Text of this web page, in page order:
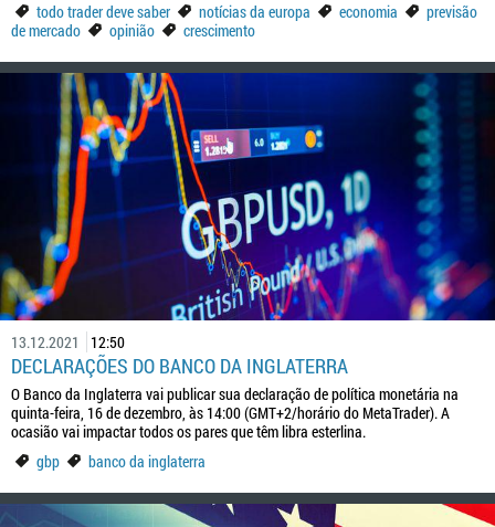
todo trader deve saber
notícias da europa economia
previsão
de mercado
opinião crescimento
13.12.2021 12:50
DECLARAÇÕES DO BANCO DA INGLATERRA
O Banco da Inglaterra vai publicar sua declaração de política monetária na
quinta-feira, 16 de dezembro, às 14:00 (GMT+2/horário do MetaTrader). A
ocasião vai impactar todos os pares que têm libra esterlina.
gbp
banco da inglaterra